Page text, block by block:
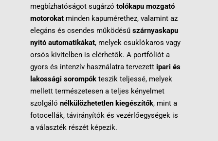
megbízhatóságot sugárzó tolókapu mozgató
motorokat minden kapumérethez, valamint az
elegáns és csendes működésű szárnyaskapu
nyitó automatikákat, melyek csuklókaros vagy
orsós kivitelben is elérhetők. A portfóliót a
gyors és intenzív használatra tervezett ipari és
lakossági sorompók teszik teljessé, melyek
mellett természetesen a teljes kényelmet
szolgáló nélkülözhetetlen kiegészítők, mint a
fotocellák, távirányítók és vezérlőegységek is
a választék részét képezik.